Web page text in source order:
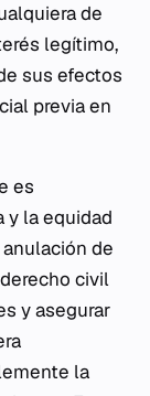
de
legítimo,
sus efectos
previa en
es
y la equidad
de
civil
y asegurar
la